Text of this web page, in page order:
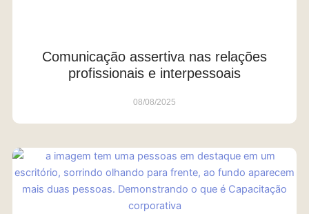
Comunicação assertiva nas relações
profissionais e interpessoais
08/08/2025